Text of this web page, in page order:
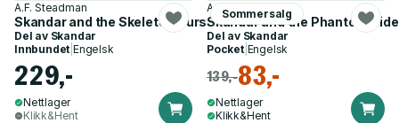
A.F. Steadman
Skandar and the Skeleton Curse
Del av Skandar
Innbundet |Engelsk
229,-
Nettlager
Klikk&Hent
Sommersalg
A.F. Steadman
Skandar and the Phantom
Del av Skandar
Pocket| Engelsk
139,-83,-
Nettlager
Klikk&Hent